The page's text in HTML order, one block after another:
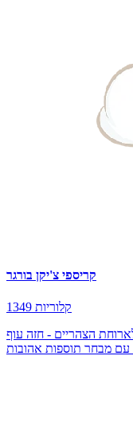
קריספי צ'יקן בורגר
1349 קלוריות
הצהריים - חזה עוף
עם מבחר תוספות אהובות